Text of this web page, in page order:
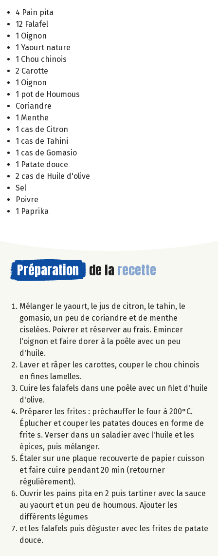
4 Pain pita
12 Falafel
1 Oignon
1 Yaourt nature
1 Chou chinois
2 Carotte
1 Oignon
1 pot de Houmous
Coriandre
1 Menthe
1 cas de Citron
1 cas de Tahini
1 cas de Gomasio
1 Patate douce
2 cas de Huile d'olive
Sel
Poivre
1 Paprika
Préparation de la recette
Mélanger le yaourt, le jus de citron, le tahin, le
gomasio, un peu de coriandre et de menthe
ciselées. Poivrer et réserver au frais. Emincer
l'oignon et faire dorer à la poêle avec un peu
d'huile.
Laver et râper les carottes, couper le chou chinois
en fines lamelles.
Cuire les falafels dans une poêle avec un filet d'huile
d'olive.
Préparer les frites : préchauffer le four à 200°C.
Éplucher et couper les patates douces en forme de
frite s. Verser dans un saladier avec l'huile et les
épices, puis mélanger.
Étaler sur une plaque recouverte de papier cuisson
et faire cuire pendant 20 min (retourner
régulièrement).
Ouvrir les pains pita en 2 puis tartiner avec la sauce
au yaourt et un peu de houmous. Ajouter les
différents légumes
et les falafels puis déguster avec les frites de patate
douce.